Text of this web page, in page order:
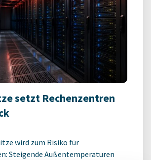
setzt Rechenzentren
wird zum Risiko für
Steigende Außentemperaturen